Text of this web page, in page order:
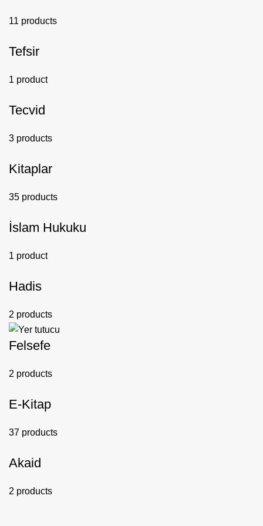
11 products
Tefsir
1 product
Tecvid
3 products
Kitaplar
35 products
İslam Hukuku
1 product
Hadis
2 products
Felsefe
2 products
E-Kitap
37 products
Akaid
2 products